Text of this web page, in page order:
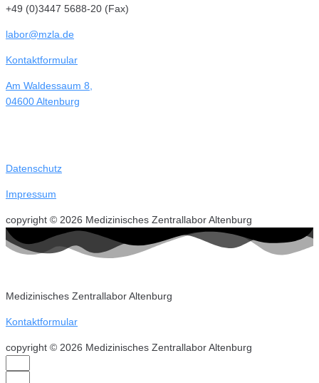
+49 (0)3447 5688-20 (Fax)
labor@mzla.de
Kontaktformular
Am Waldessaum 8,
04600 Altenburg
Datenschutz
Impressum
copyright © 2026 Medizinisches Zentrallabor Altenburg
Medizinisches Zentrallabor Altenburg
Kontaktformular
copyright © 2026 Medizinisches Zentrallabor Altenburg